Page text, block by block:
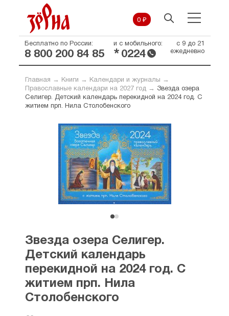
0 ₽
Бесплатно по России:
8 800 200 84 85
и с мобильного:
* 0224
с 9 до 21
ежедневно
Главная → Книги → Календари и журналы →
Православные календари на 2027 год→
Звезда озера
Селигер. Детский календарь перекидной на 2024 год. С
житием прп. Нила Столобенского
Звезда озера Селигер.
Детский календарь
перекидной на 2024 год. С
житием прп. Нила
Столобенского